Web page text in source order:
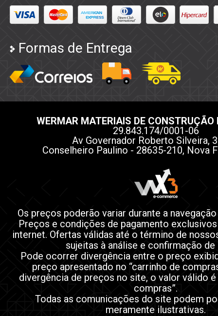
Formas de Entrega
WERMAR MATERIAIS DE CONSTRUÇÃO
29.843.174/0001-06
Av Governador Roberto Silveira,
Conselheiro Paulino - 28635-210, Nova
Os preços poderão variar durante a
Preços e condições de pagamento
internet. Ofertas válidas até o término de
sujeitas à análise e confirmação de
Pode ocorrer divergência entre o preço
preço apresentado no “carrinho de
divergência de preços no site, o valor válido é
compras”.
Todas as comunicações do site podem
meramente ilustrativas.